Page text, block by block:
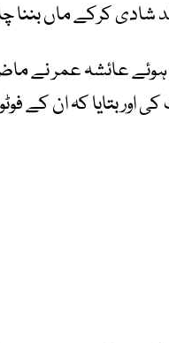
کرکے ماں بننا
عائشہ عمر نے
بتایا کہ ان کے